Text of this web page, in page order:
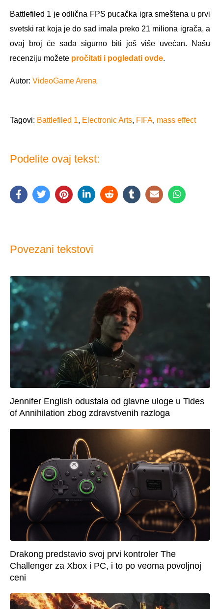
Battlefiled 1 je odlična FPS pucačka igra smeštena u prvi
svetski rat koja je do sad imala preko 21 miliona igrača, a
ovaj broj će sada sigurno biti još više uvećan. Našu
recenziju možete pročitati i pogledati ovde.
Autor: VideoGame Arena
Tagovi: Battlefiled 1, Electronic Arts, FIFA, mass effect
Podelite ovaj tekst:
Povezani tekstovi
Jennifer English odustala od glavne uloge u Tides
of Annihilation zbog zdravstvenih razloga
Drakong predstavio svoj prvi kontroler The
Challenger za Xbox i PC, i to po veoma povoljnoj
ceni